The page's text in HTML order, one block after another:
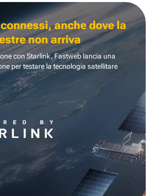
anche dove la
non arriva
con Starlink, Fastweb lancia una
per testare la tecnologia satellitare